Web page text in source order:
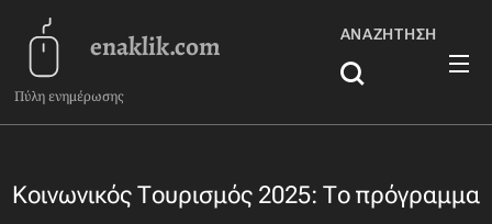
enaklik.com
Πύλη ενημέρωσης
ΑΝΑΖΉΤΗΣΗ
Κοινωνικός Τουρισμός 2025: Το πρόγραμμα